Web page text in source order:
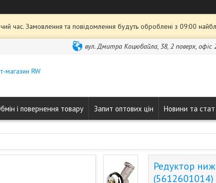
час. Замовлення та повідомлення будуть оброблені з 09:00
вул. Дмитра Коцюбайла, 38, 2 поверх, офіс
магазин RW
і повернення товару Запит оптових цін Новини та
Редуктор
(5612601014)